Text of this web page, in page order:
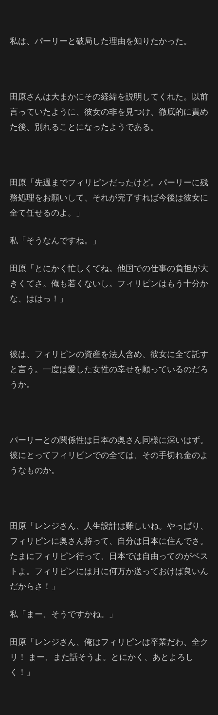
私は、パーリーと破局した理由を知りたかった。
田原さんは大まかにその経緯を説明してくれた。以前
言っていたように、彼女の非を見つけ、徹底的に責め
た後、別れることになったようである。
田原「先週までフィリピンだったけど。パーリーに残
務処理をお願いして、それが完了すれば今後は彼女に
全て任せるのよ。」
私「そうなんですね。」
田原「とにかく忙しくてね。他国での仕事の負担が大
きくてさ。俺も若くないし。フィリピンはもう十分か
な、ははっ！」
彼は、フィリピンの資産を法人含め、彼女に全て託す
と言う。一度は愛した女性の幸せを願っているのだろ
うか。
パーリーとの関係性は日本の奥さん同様に深いはず。
彼にとってフィリピンでの全ては、その手切れ金のよ
うなものか。
田原「レンジさん、人生設計は難しいね。やっぱり、
フィリピンに奥さん持って、自分は日本に住んでさ。
たまにフィリピン行って、日本では自由ってのがベス
トよ。フィリピンには月に何万か送っておけば良いん
だからさ！」
私「まー、そうですかね。」
田原「レンジさん、俺はフィリピンは卒業だわ、全ク
リ！ まー、また話そうよ。とにかく、あとよろし
く！」